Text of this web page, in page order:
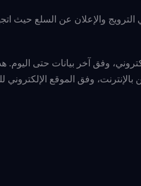
الترويج والإعلان عن السلع
أنه يوجد في العالم قرابة 1.73 مليار موقع إلكتروني،
3.4 مليار شخص غير متصلين بالإنترنت، وفق